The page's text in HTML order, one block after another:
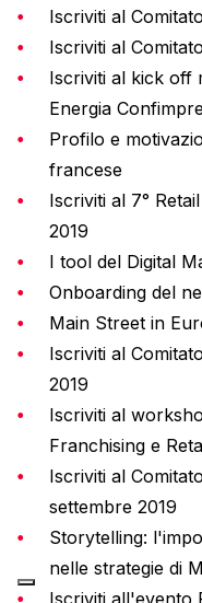
Iscriviti al
Iscriviti al
Iscriviti al kick off
Energia
Profilo e
francese
Iscriviti al 7°
2019
I tool del Digital
Onboarding del
Main Street in
Iscriviti al
2019
Iscriviti al
Franchising e
Iscriviti al
settembre 2019
Storytelling:
nelle strategie di